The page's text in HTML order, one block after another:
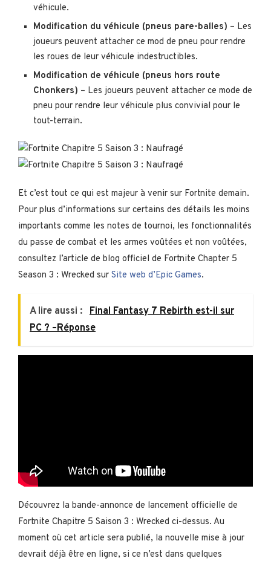
véhicule.
Modification du véhicule (pneus pare-balles) – Les
joueurs peuvent attacher ce mod de pneu pour rendre
les roues de leur véhicule indestructibles.
Modification de véhicule (pneus hors route
Chonkers) – Les joueurs peuvent attacher ce mode de
pneu pour rendre leur véhicule plus convivial pour le
tout-terrain.
Et c’est tout ce qui est majeur à venir sur Fortnite demain.
Pour plus d’informations sur certains des détails les moins
importants comme les notes de tournoi, les fonctionnalités
du passe de combat et les armes voûtées et non voûtées,
consultez l’article de blog officiel de Fortnite Chapter 5
Season 3 : Wrecked sur Site web d’Epic Games.
A lire aussi : Final Fantasy 7 Rebirth est-il sur
PC ? –Réponse
Découvrez la bande-annonce de lancement officielle de
Fortnite Chapitre 5 Saison 3 : Wrecked ci-dessus. Au
moment où cet article sera publié, la nouvelle mise à jour
devrait déjà être en ligne, si ce n’est dans quelques